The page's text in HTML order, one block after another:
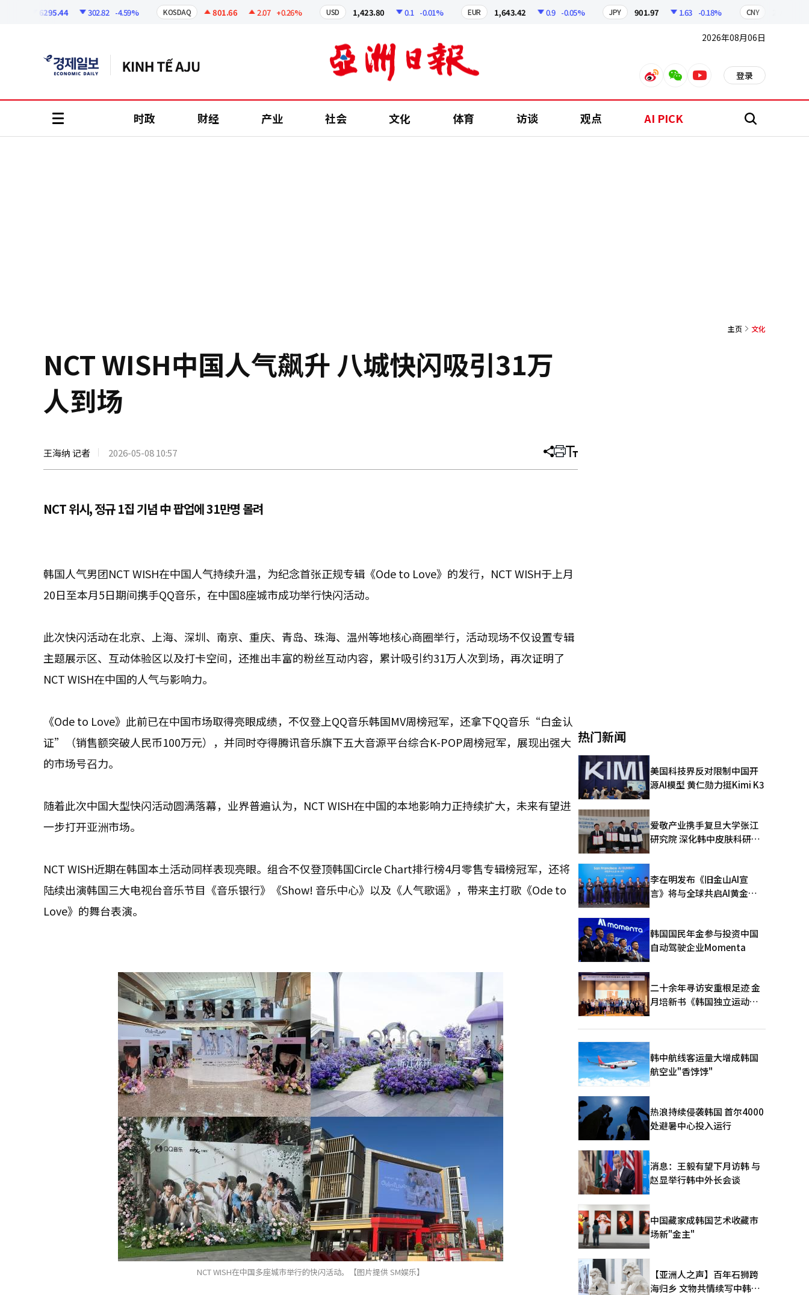
6295.44 302.82 -4.59% KOSDAQ 801.66 2.07 +0.26% USD 1,423.80 0.1 -0.01% EUR 1,643.42 0.9 -0.05% JPY 901.97 1.63 -0.18% CNY 210.96
2026年08月06日
weiboweixinyoutube 登录
时政 财经 产业 社会 文化 体育 访谈 观点 AI PICK 搜
主页 文化
NCT WISH中国人气飙升 八城快闪吸引31万
人到场
王海纳 记者 2026-05-08 10:57 分
文
打 调
大
NCT 위시, 정규 1집 기념 中 팝업에 31만명 몰려
韩国人气男团NCT WISH在中国人气持续升温，为纪念首张正规专辑《Ode to Love》的发行，NCT WISH于上月
20日至本月5日期间携手QQ音乐，在中国8座城市成功举行快闪活动。
此次快闪活动在北京、上海、深圳、南京、重庆、青岛、珠海、温州等地核心商圈举行，活动现场不仅设置专辑
主题展示区、互动体验区以及打卡空间，还推出丰富的粉丝互动内容，累计吸引约31万人次到场，再次证明了
NCT WISH在中国的人气与影响力。
《Ode to Love》此前已在中国市场取得亮眼成绩，不仅登上QQ音乐韩国MV周榜冠军，还拿下QQ音乐“白金认
证”（销售额突破人民币100万元），并同时夺得腾讯音乐旗下五大音源平台综合K-POP周榜冠军，展现出强大
的市场号召力。
随着此次中国大型快闪活动圆满落幕，业界普遍认为，NCT WISH在中国的本地影响力正持续扩大，未来有望进
一步打开亚洲市场。
NCT WISH近期在韩国本土活动同样表现亮眼。组合不仅登顶韩国Circle Chart排行榜4月零售专辑榜冠军，还将
陆续出演韩国三大电视台音乐节目《音乐银行》《Show! 音乐中心》以及《人气歌谣》，带来主打歌《Ode to
Love》的舞台表演。
NCT WISH在中国多座城市举行的快闪活动。【图片提供 SM娱乐】
热门新闻
美国科技界反对限制中国开
源AI模型 黄仁勋力挺Kimi K3
爱敬产业携手复旦大学张江
研究院 深化韩中皮肤科研合
李在明发布《旧金山AI宣
言》将与全球共启AI黄金时
韩国国民年金参与投资中国
自动驾驶企业Momenta
二十余年寻访安重根足迹 金
月培新书《韩国独立运动圣
版
韩中航线客运量大增成韩国
航空业"香饽饽"
热浪持续侵袭韩国 首尔4000
处避暑中心投入运行
消息：王毅有望下月访韩 与
赵显举行韩中外长会谈
中国藏家成韩国艺术收藏市
场新"金主"
【亚洲人之声】百年石狮跨
海归乡 文物共情续写中韩人